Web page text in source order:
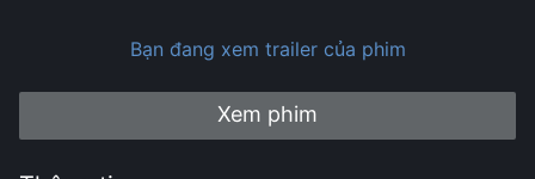
Bạn đang xem trailer của phim
Xem phim